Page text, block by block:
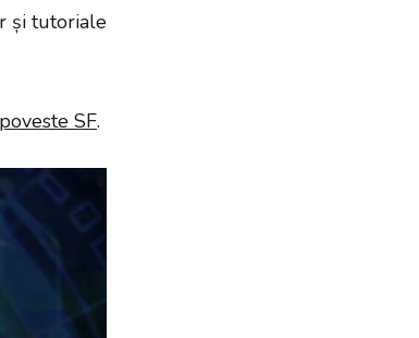
și tutoriale
poveste SF.